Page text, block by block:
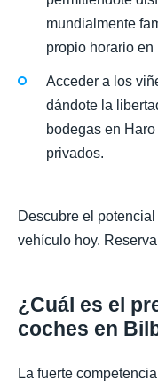
mundialmente
propio horario en
Acceder a los
dándote la
bodegas en
privados.
Descubre el
vehículo hoy.
¿Cuál es el
coches en
La fuerte